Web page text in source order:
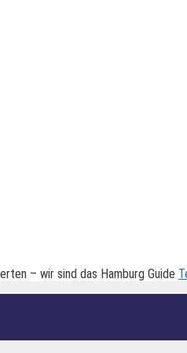
– wir sind das Hamburg Guide